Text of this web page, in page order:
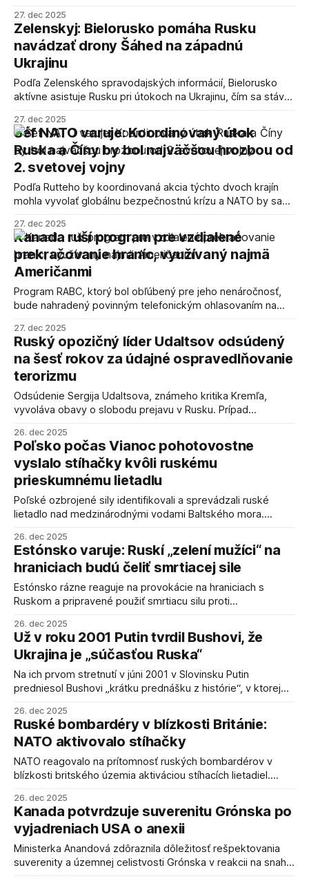
27. dec 2025
Zelenskyj: Bielorusko pomáha Rusku
navádzať drony Šáhed na západnú
Ukrajinu
Podľa Zelenského spravodajských informácií, Bielorusko
aktívne asistuje Rusku pri útokoch na Ukrajinu, čím sa stáva
27. dec 2025
Šéf NATO varuje: Koordinovaný útok
Ruska a Číny by bol najväčšou hrozbou od
2. svetovej vojny
Podľa Rutteho by koordinovaná akcia týchto dvoch krajín
mohla vyvolať globálnu bezpečnostnú krízu a NATO by sa
27. dec 2025
Kanada ruší program pre vzdialené
prekračovanie hraníc, využívaný najmä
Američanmi
Program RABC, ktorý bol obľúbený pre jeho nenáročnosť,
bude nahradený povinným telefonickým ohlasovaním na
27. dec 2025
Ruský opozičný líder Udaltsov odsúdený
na šesť rokov za údajné ospravedlňovanie
terorizmu
Odsúdenie Sergija Udaltsova, známeho kritika Kremľa,
vyvoláva obavy o slobodu prejavu v Rusku. Prípad
aktivistom.
26. dec 2025
Poľsko počas Vianoc pohotovostne
vyslalo stíhačky kvôli ruskému
prieskumnému lietadlu
Poľské ozbrojené sily identifikovali a sprevádzali ruské
lietadlo nad medzinárodnými vodami Baltského mora.
objektmi z Bieloruska.
26. dec 2025
Estónsko varuje: Ruskí „zelení mužíci“ na
hraniciach budú čeliť smrtiacej sile
Estónsko rázne reaguje na provokácie na hraniciach s
Ruskom a pripravené použiť smrtiacu silu proti
Cieľom je odradiť Moskvu od ďalších testovaní.
26. dec 2025
Už v roku 2001 Putin tvrdil Bushovi, že
Ukrajina je „súčasťou Ruska“
Na ich prvom stretnutí v júni 2001 v Slovinsku Putin
predniesol Bushovi „krátku prednášku z histórie“, v ktorej
Tvrdil, že Ukrajina bola stáročia súčasťou Ruska a bola
darovaná sovietskymi predstaviteľmi.
26. dec 2025
Ruské bombardéry v blízkosti Británie:
NATO aktivovalo stíhačky
NATO reagovalo na prítomnosť ruských bombardérov v
blízkosti britského územia aktiváciou stíhacích lietadiel.
bombardérov Tu-95MS, sprevádzaných stíhačkami Su-33,
nad neutrálnymi vodami.
26. dec 2025
Kanada potvrdzuje suverenitu Grónska po
vyjadreniach USA o anexii
Ministerka Anandová zdôraznila dôležitosť rešpektovania
suverenity a územnej celistvosti Grónska v reakcii na snahy